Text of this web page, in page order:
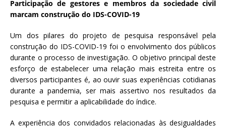
Participação de gestores e membros da sociedade civil
marcam construção do IDS-COVID-19
Um dos pilares do projeto de pesquisa responsável pela
construção do IDS-COVID-19 foi o envolvimento dos públicos
durante o processo de investigação. O objetivo principal deste
esforço de estabelecer uma relação mais estreita entre os
diversos participantes é, ao ouvir suas experiências cotidianas
durante a pandemia, ser mais assertivo nos resultados da
pesquisa e permitir a aplicabilidade do índice.
A experiência dos convidados relacionadas às desigualdades